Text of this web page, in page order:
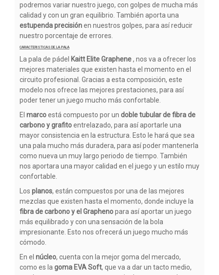
podremos variar nuestro juego, con golpes de mucha más
calidad y con un gran equilibrio. También aporta una
estupenda precisiónen nuestros golpes, para así reducir
nuestro porcentaje de errores.
CARACTERISTICAS DE LA PALA
La pala de pádel Kaitt Elite Graphene, nos va a ofrecer los
mejores materiales que existen hasta el momento en el
circuito profesional. Gracias a esta composición, este
modelo nos ofrece las mejores prestaciones, para así
poder tener un juego mucho más confortable.
El marcoestá compuesto por un doble tubular de fibra de
carbono y grafitoentrelazado, para así aportarle una
mayor consistencia en la estructura. Esto le hará que sea
una pala mucho más duradera, para así poder mantenerla
como nueva un muy largo periodo de tiempo. También
nos aportara una mayor calidad en el juego y un estilo muy
confortable.
Los planos, están compuestos por una de las mejores
mezclas que existen hasta el momento, donde incluye la
fibra de carbono y el Graphenopara así aportar un juego
más equilibrado y con una sensación de la bola
impresionante. Esto nos ofrecerá un juego mucho más
cómodo.
En el núcleo, cuenta con la mejor goma del mercado,
como es la goma EVA Soft, que va a dar un tacto medio,